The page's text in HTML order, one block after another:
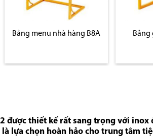
Bảng giá menu B8-B
Bảng
được thiết kế rất sang trọng với inox
lựa chọn hoàn hảo cho trung tâm